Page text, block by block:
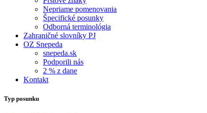
Nepriame pomenovania
Špecifické posunky
Odborná terminológia
Zahraničné slovníky PJ
OZ Snepeda
snepeda.sk
Podporili nás
2 % z dane
Kontakt
Typ posunku